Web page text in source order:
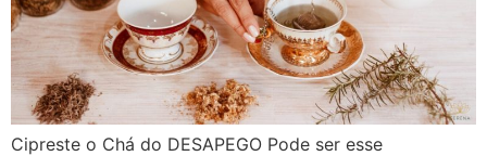
Cipreste o Chá do DESAPEGO Pode ser esse